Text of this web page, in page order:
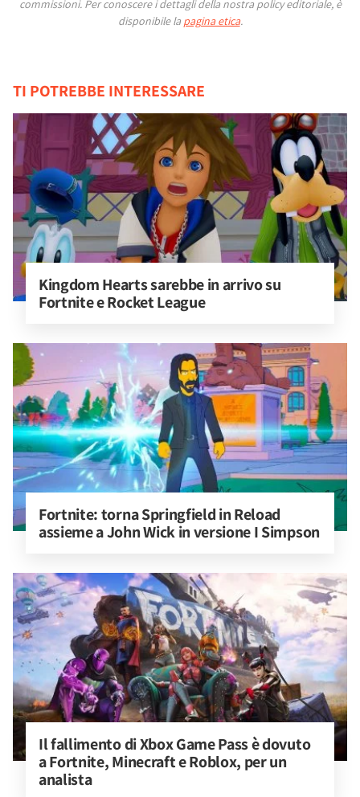
commissioni. Per conoscere i dettagli della nostra policy editoriale, è
disponibile la pagina etica.
TI POTREBBE INTERESSARE
Kingdom Hearts sarebbe in arrivo su
Fortnite e Rocket League
Fortnite: torna Springfield in Reload
assieme a John Wick in versione I Simpson
Il fallimento di Xbox Game Pass è dovuto
a Fortnite, Minecraft e Roblox, per un
analista